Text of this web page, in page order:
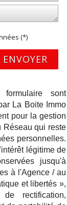
(*)
ENVOYER
sont
La Boite Immo
pour la gestion
Réseau qui reste
personnelles.
légitime de
jusqu'à
à l'Agence / au
et libertés »,
rectification,